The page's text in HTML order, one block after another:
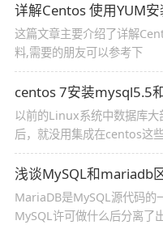
详解Centos 使用YUM
这篇文章主要介绍了详解
料,需要的朋友可以参考下
centos 7安装mysql5.5
以前的Linux系统中数据库
后，就没用集成在centos这
的话就需要自己安装了，在
过本篇文章给大家介绍
用的命令
浅谈MySQL和mariadb
MariaDB是MySQL源代码的
MySQL许可做什么后分离了